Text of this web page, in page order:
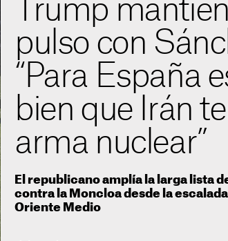
Trump
pulso con
“Para España
bien que Irán
arma nuclear”
El republicano amplía la larga lista
contra la Moncloa desde la
Oriente Medio